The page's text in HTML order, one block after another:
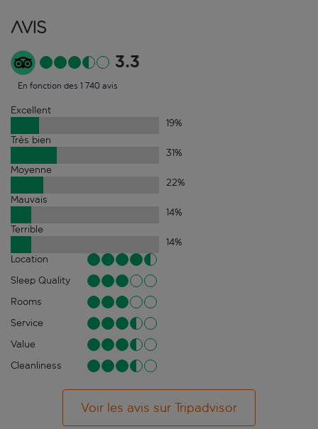
Avis
3.3
En fonction des 1 740 avis
Excellent
19%
Très bien
31%
Moyenne
22%
Mauvais
14%
Terrible
14%
Location
Sleep Quality
Rooms
Service
Value
Cleanliness
Voir les avis sur Tripadvisor